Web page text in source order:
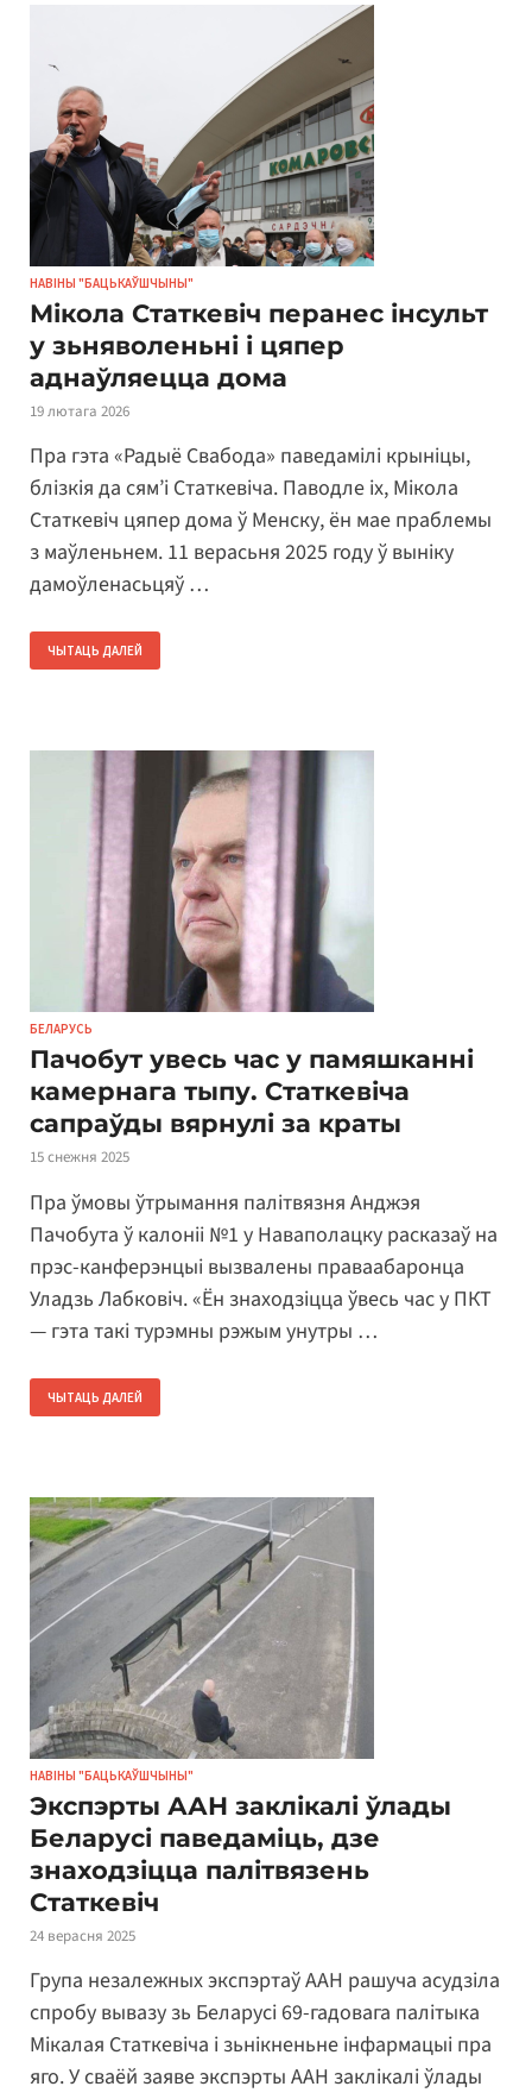
НАВІНЫ "БАЦЬКАЎШЧЫНЫ"
Мікола Статкевіч перанес інсульт
у зьняволеньні і цяпер
аднаўляецца дома
19 лютага 2026
Пра гэта «Радыё Свабода» паведамілі крыніцы,
блізкія да сям’і Статкевіча. Паводле іх, Мікола
Статкевіч цяпер дома ў Менску, ён мае праблемы
з маўленьнем. 11 верасьня 2025 году ў выніку
дамоўленасьцяў …
ЧЫТАЦЬ ДАЛЕЙ
БЕЛАРУСЬ
Пачобут увесь час у памяшканні
камернага тыпу. Статкевіча
сапраўды вярнулі за краты
15 снежня 2025
Пра ўмовы ўтрымання палітвязня Анджэя
Пачобута ў калоніі №1 у Наваполацку расказаў на
прэс-канферэнцыі вызвалены праваабаронца
Уладзь Лабковіч. «Ён знаходзіцца ўвесь час у ПКТ
— гэта такі турэмны рэжым унутры …
ЧЫТАЦЬ ДАЛЕЙ
НАВІНЫ "БАЦЬКАЎШЧЫНЫ"
Экспэрты ААН заклікалі ўлады
Беларусі паведаміць, дзе
знаходзіцца палітвязень
Статкевіч
24 верасня 2025
Група незалежных экспэртаў ААН рашуча асудзіла
спробу вывазу зь Беларусі 69-гадовага палітыка
Мікалая Статкевіча і зьнікненьне інфармацыі пра
яго. У сваёй заяве экспэрты ААН заклікалі ўлады